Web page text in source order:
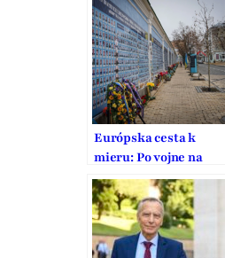
Európska cesta k
mieru: Po vojne na
Ukrajine